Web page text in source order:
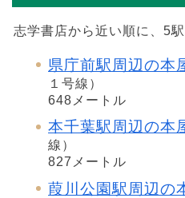
志学書店から近い順に、5
県庁前駅周辺の本
１号線）
648メートル
本千葉駅周辺の本
線）
827メートル
葭川公園駅周辺の